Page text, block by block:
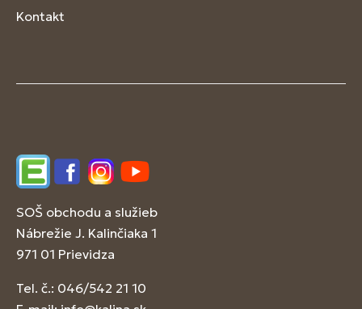
Kontakt
EdupageFacebookInstagram
YouTube
SOŠ obchodu a služieb
Nábrežie J. Kalinčiaka 1
971 01 Prievidza
Tel. č.: 046/542 21 10